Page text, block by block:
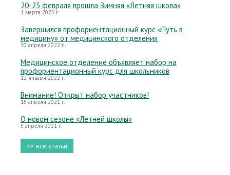
20-23 февраля прошла Зимняя «Летняя школа»
1 марта 2025 г.
Завершился профориентационный курс «Путь в
медицину» от медицинского отделения
30 апреля 2022 г.
Медицинское отделение объявляет набор на
профориентационный курс для школьников
12 января 2022 г.
Внимание! Открыт набор участников!
15 апреля 2021 г.
О новом сезоне «Летней школы»
5 апреля 2021 г.
>> все статьи